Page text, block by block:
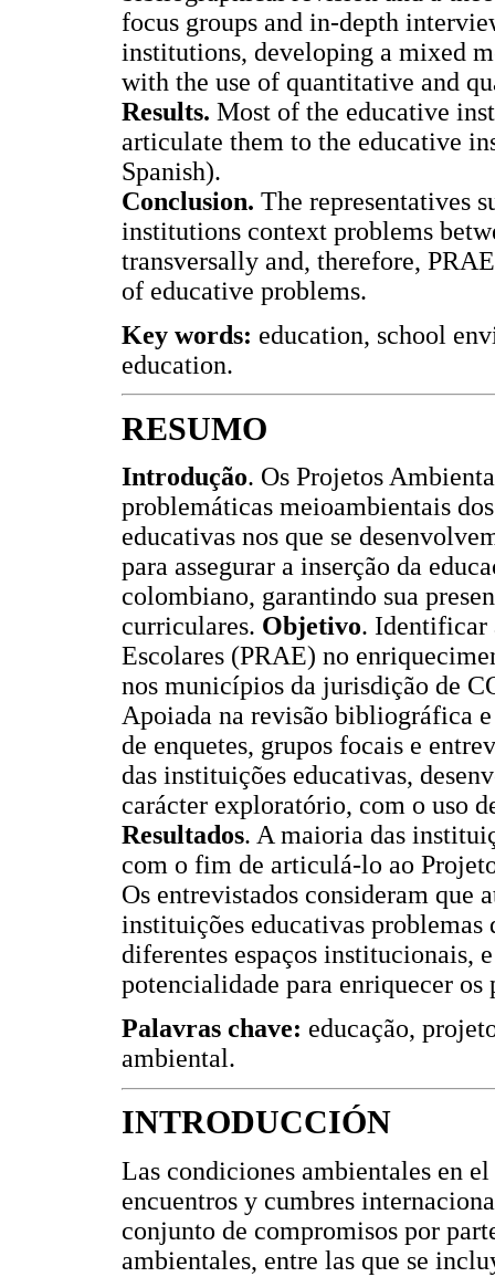
focus groups and in-depth
institutions, developing a mixed
with the use of quantitative and
Results. Most of the educative
articulate them to the educative
Spanish).
Conclusion. The representatives
institutions context problems
transversally and, therefore,
of educative problems.
Key words: education, school
education.
RESUMO
Introdução. Os Projetos
problemáticas meioambientais
educativas nos que se
para assegurar a inserção da
colombiano, garantindo sua
curriculares. Objetivo. Identificar
Escolares (PRAE) no
nos municípios da jurisdição de
Apoiada na revisão bibliográfica
de enquetes, grupos focais e
das instituições educativas,
carácter exploratório, com o uso
Resultados. A maioria das
com o fim de articulá-lo ao
Os entrevistados consideram que
instituições educativas problemas
diferentes espaços institucionais,
potencialidade para enriquecer os
Palavras chave: educação,
ambiental.
INTRODUCCIÓN
Las condiciones ambientales en
encuentros y cumbres
conjunto de compromisos por
ambientales, entre las que se